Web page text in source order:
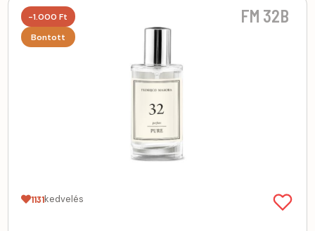
-1.000 Ft
Bontott
FM 32B
1131kedvelés